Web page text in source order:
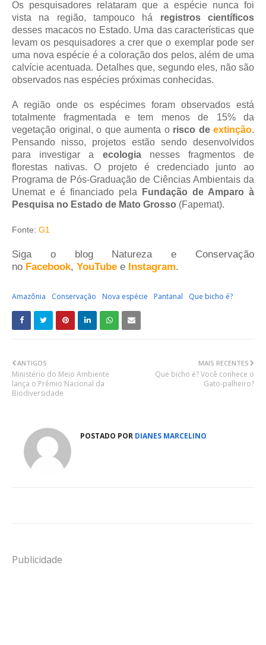
Os pesquisadores relataram que a espécie nunca foi
vista na região, tampouco há registros científicos
desses macacos no Estado. Uma das características que
levam os pesquisadores a crer que o exemplar pode ser
uma nova espécie é a coloração dos pelos, além de uma
calvície acentuada. Detalhes que, segundo eles, não são
observados nas espécies próximas conhecidas.
A região onde os espécimes foram observados está
totalmente fragmentada e tem menos de 15% da
vegetação original, o que aumenta o risco de extinção.
Pensando nisso, projetos estão sendo desenvolvidos
para investigar a ecologianesses fragmentos de
florestas nativas. O projeto é credenciado junto ao
Programa de Pós-Graduação de Ciências Ambientais da
Unemat e é financiado pela
Fundação de Amparo à
Pesquisa no Estado de Mato Grosso (Fapemat).
Fonte: G1
Siga o blog Natureza e Conservação
no Facebook, YouTube e Instagram.
Amazônia Conservação Nova espécie Pantanal Que bicho é?
MAIS RECENTES
Que bicho é? Você conhece o
Gato-palheiro?
ANTIGOS
Ministério do Meio Ambiente
lança o Prêmio Nacional da
Biodiversidade
POSTADO POR DIANES MARCELINO
Publicidade